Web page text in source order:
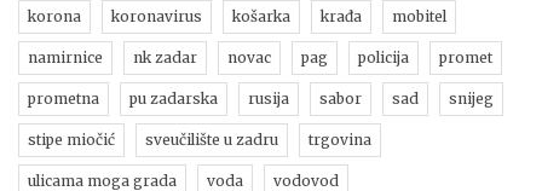
korona koronavirus košarka krađa mobitel
namirnice nk zadar novac pag policija promet
prometna pu zadarska rusija sabor sad snijeg
stipe miočić sveučilište u zadru trgovina
ulicama moga grada voda vodovod